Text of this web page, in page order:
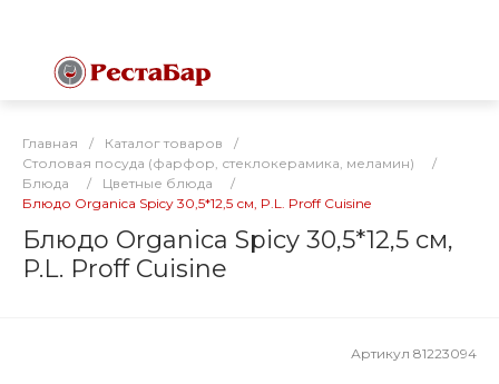
Главная / Каталог товаров
/
Столовая посуда (фарфор, стеклокерамика, меламин)
/
Блюда
/ Цветные блюда
/
Блюдо Organica Spicy 30,5*12,5 см, P.L. Proff Cuisine
Блюдо Organica Spicy 30,5*12,5 см,
P.L. Proff Cuisine
Артикул 81223094